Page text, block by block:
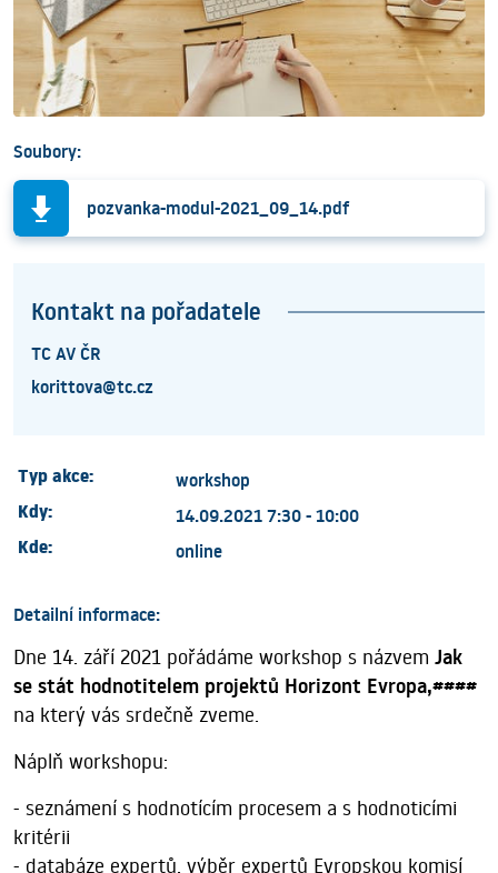
Soubory:
pozvanka-modul-2021_09_14.pdf
Kontakt na pořadatele
TC AV ČR
korittova@tc.cz
Typ akce: workshop
Kdy: 14.09.2021 7:30 - 10:00
Kde: online
Detailní informace:
Dne 14. září 2021 pořádáme workshop s názvem Jak
se stát hodnotitelem projektů Horizont Evropa,####
na který vás srdečně zveme.
Náplň workshopu:
- seznámení s hodnotícím procesem a s hodnoticími
kritérii
- databáze expertů, výběr expertů Evropskou komisí